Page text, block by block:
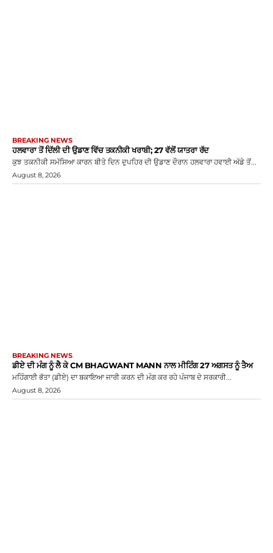
BREAKING NEWS
ਹਲਵਾਰਾ ਤੋਂ ਦਿੱਲੀ ਦੀ ਉਡਾਣ ਵਿੱਚ ਤਕਨੀਕੀ ਖਰਾਬੀ; 27 ਵੱਲੋਂ ਯਾਤਰਾ ਰੱਦ
ਕੁਝ ਤਕਨੀਕੀ ਸਮੱਸਿਆ ਕਾਰਨ ਬੀਤੇ ਦਿਨ ਦੁਪਹਿਰ ਦੀ ਉਡਾਣ ਦੌਰਾਨ ਹਲਵਾਰਾ ਹਵਾਈ ਅੱਡੇ ਤੋਂ...
August 8, 2026
BREAKING NEWS
ਡੀਏ ਦੀ ਮੰਗ ਨੂੰ ਲੈ ਕੇ CM BHAGWANT MANN ਨਾਲ ਮੀਟਿੰਗ 27 ਅਗਸਤ ਨੂੰ ਤੈਅ
ਮਹਿੰਗਾਈ ਭੱਤਾ (ਡੀਏ) ਦਾ ਬਕਾਇਆ ਜਾਰੀ ਕਰਨ ਦੀ ਮੰਗ ਕਰ ਰਹੇ ਪੰਜਾਬ ਦੇ ਸਰਕਾਰੀ...
August 8, 2026